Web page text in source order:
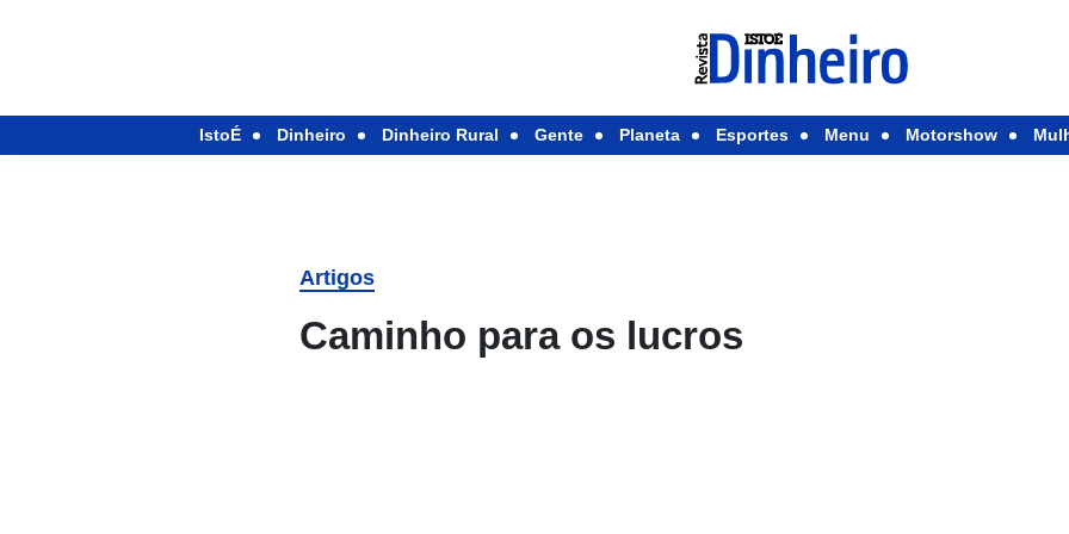
IstoÉ Dinheiro Dinheiro Rural Gente Planeta Esportes Menu Motorshow
Artigos
Caminho para os lucros